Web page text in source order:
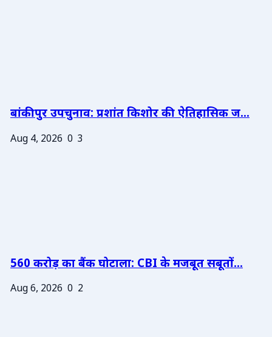
बांकीपुर उपचुनाव: प्रशांत किशोर की ऐतिहासिक ज...
Aug 4, 2026 0 3
560 करोड़ का बैंक घोटाला: CBI के मजबूत सबूतों...
Aug 6, 2026 0 2